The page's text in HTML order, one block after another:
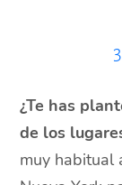
¿Te has
de los
muy habitual